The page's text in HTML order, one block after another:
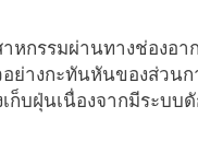
กรรมผ่านทางช่องอ
ย่างกะทันหันของส่วน
ก็บฝุ่นเนื่องจากมีระบ